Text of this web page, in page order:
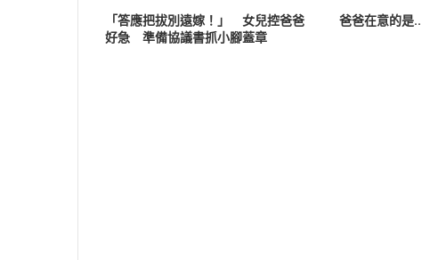
「答應把拔別遠嫁！」 女兒控爸爸
好急 準備協議書抓小腳蓋章
爸爸在意的是..